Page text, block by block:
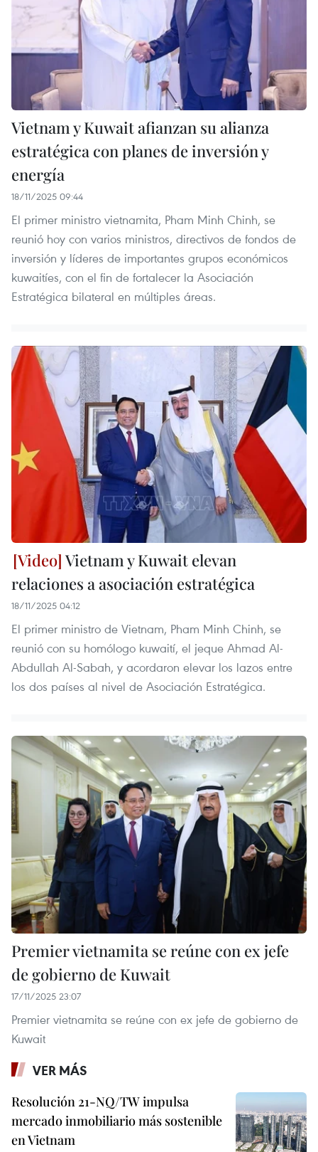
Vietnam y Kuwait afianzan su alianza
estratégica con planes de inversión y
energía
18/11/2025 09:44
El primer ministro vietnamita, Pham Minh Chinh, se
reunió hoy con varios ministros, directivos de fondos de
inversión y líderes de importantes grupos económicos
kuwaitíes, con el fin de fortalecer la Asociación
Estratégica bilateral en múltiples áreas.
Vietnam y Kuwait elevan
relaciones a asociación estratégica
18/11/2025 04:12
El primer ministro de Vietnam, Pham Minh Chinh, se
reunió con su homólogo kuwaití, el jeque Ahmad Al-
Abdullah Al-Sabah, y acordaron elevar los lazos entre
los dos países al nivel de Asociación Estratégica.
Premier vietnamita se reúne con ex jefe
de gobierno de Kuwait
17/11/2025 23:07
Premier vietnamita se reúne con ex jefe de gobierno de
Kuwait
VER MÁS
Resolución 21-NQ/TW impulsa
mercado inmobiliario más sostenible
en Vietnam